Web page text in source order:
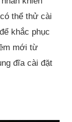
thể thử cài
khắc phục
mới từ
đĩa cài đặt